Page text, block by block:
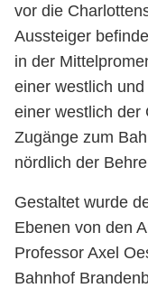
vor die
Aussteiger
in der
einer westlich
einer westlich der
Zugänge zum
nördlich der
Gestaltet wurde
Ebenen von den
Professor Axel
Bahnhof